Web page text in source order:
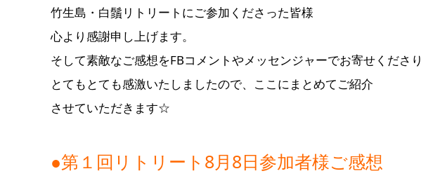
竹生島・白鬚リトリートにご参加くださった皆様
心より感謝申し上げます。
そして素敵なご感想をFBコメントやメッセンジャーでお寄せくださり
とてもとても感激いたしましたので、ここにまとめてご紹介
させていただきます☆
●第１回リトリート8月8日参加者様ご感想